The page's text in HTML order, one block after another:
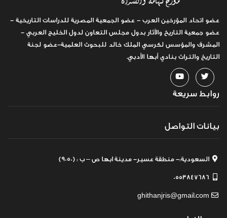
عضو اتحاد المؤرخين العرب - عضو الجمعية المصرية للدراسات التاريخية -
عضو جمعية التاريخ والآثار بدول مجلس التعاون لدول الخليج العربي -
المشرف والمؤسس لكرسي الملك خالد للبحوث العلمية-عضو لجنة
التاريخ والتراث بنادي أبها الأدبي.
روابط سريعة
بيانات التواصل
السعودية:- منطقة عسير- مدينة ابها ص – ب : (9050)
0553847686
ghithanjris@gmail.com